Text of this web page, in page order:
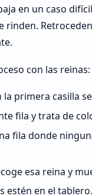
en un caso
rinden.
con las reinas:
la primera casilla
fila y trata de
fila donde
esa reina y
estén en el tablero.